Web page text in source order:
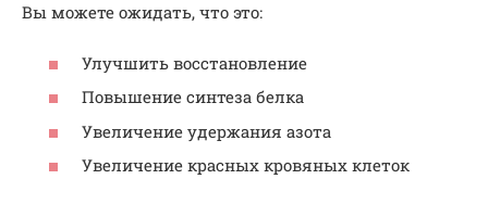
Вы можете ожидать, что это:
Улучшить восстановление
Повышение синтеза белка
Увеличение удержания азота
Увеличение красных кровяных клеток